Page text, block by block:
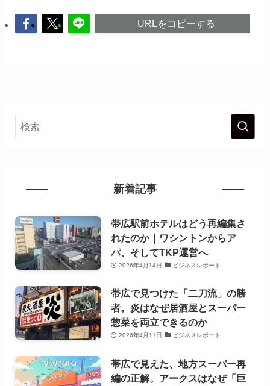
URLをコピーする
新着記事
帯広駅前ホテルはどう再編集さ
れたのか｜ワシントンからア
パ、そしてTKP運営へ
2026年4月14日 ビジネスレポート
帯広で見つけた「二刀流」の勝
者。炎はなぜ居酒屋とスーパー
惣菜を両立できるのか
2026年4月11日 ビジネスレポート
帯広で見えた、地方スーパー再
編の正解。アークスはなぜ「巨